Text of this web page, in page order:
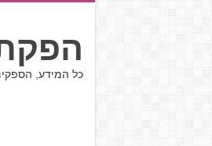
כל המידע,